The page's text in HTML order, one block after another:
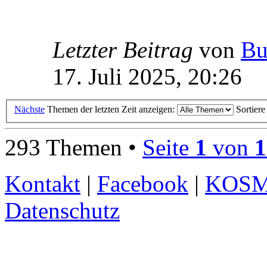
Letzter Beitrag von
17. Juli 2025, 20:26
Nächste Themen der letzten Zeit anzeigen:
293 Themen • Seite 1 von
Kontakt | Facebook |
Datenschutz